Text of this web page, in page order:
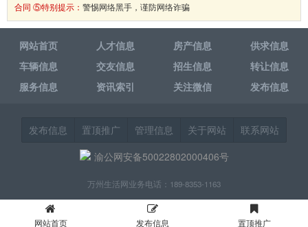
合同 ⑤特别提示： 警惕网络黑手，谨防网络诈骗
网站首页 人才信息 房产信息
供求信息
车辆信息
交友信息 招生信息
转让信息
服务信息
资讯索引 关注微信 发布信息
发布信息 置顶推广 管理信息 关于网站
联系网站
渝公网安备50022802000406号
万州生活网业务电话：189-8353-1163
网站首页 发布信息 置顶推广